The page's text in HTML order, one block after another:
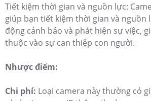
Tiết kiệm thời gian và nguồn lực:
giúp bạn tiết kiệm thời gian và nguồn
động cảnh báo và phát hiện sự việc,
thuộc vào sự can thiệp con người.
Nhược điểm:
Chi phí: Loại camera này thường có